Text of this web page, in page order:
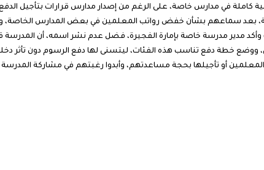
كاملة في مدارس خاصة، على الرغم من إصدار مدارس قرارات بتأجيل الدفع
كاملة، بعد سماعهم بشأن خفض رواتب المعلمين في بعض المدارس
مدير مدرسة خاصة بإمارة الفجيرة، فضل عدم نشر اسمه، أن المدرسة
ووضع خطة دفع تناسب هذه الفئات، ليتسنى لها دفع الرسوم دون تأثر
أو تأجيلها بحجة مساعدتهم، وأبدوا رغبتهم في مشاركة